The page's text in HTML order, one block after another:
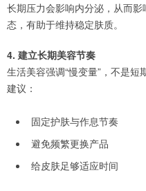
长期压力会影响内分泌，从而
态，有助于维持稳定肤质。
4. 建立长期美容节奏
生活美容强调“慢变量”，不是短
建议：
固定护肤与作息节奏
避免频繁更换产品
给皮肤足够适应时间